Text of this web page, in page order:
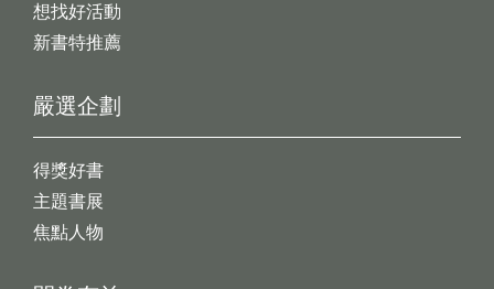
想找好活動
新書特推薦
嚴選企劃
得獎好書
主題書展
焦點人物